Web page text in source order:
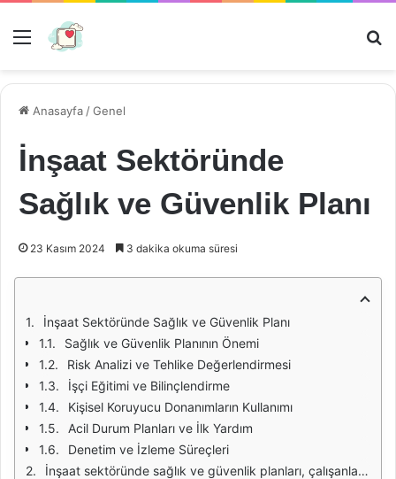
Menü
Anasayfa /Genel
İnşaat Sektöründe
Sağlık ve Güvenlik Planı
23 Kasım 2024 3 dakika okuma süresi
İnşaat Sektöründe Sağlık ve Güvenlik Planı
Sağlık ve Güvenlik Planının Önemi
Risk Analizi ve Tehlike Değerlendirmesi
İşçi Eğitimi ve Bilinçlendirme
Kişisel Koruyucu Donanımların Kullanımı
Acil Durum Planları ve İlk Yardım
Denetim ve İzleme Süreçleri
İnşaat sektöründe sağlık ve güvenlik planları, çalışanların güvenliğini sağlamak için kritik öneme sahiptir. Bu planlar, iş kazalarının ve meslek hastalıklarının önlenmesi amacıyla oluşturulmaktadır. İnşaat alanındaki tehlikeler, yükseklik, ağır ekipman kullanımı ve malzeme taşımak gibi çeşitli riskler içermektedir. Bu nedenle, işverenlerin ve çalışanların sorumluluklarını net bir şekilde belirleyen kapsamlı bir sağlık ve güvenlik planı gereklidir.